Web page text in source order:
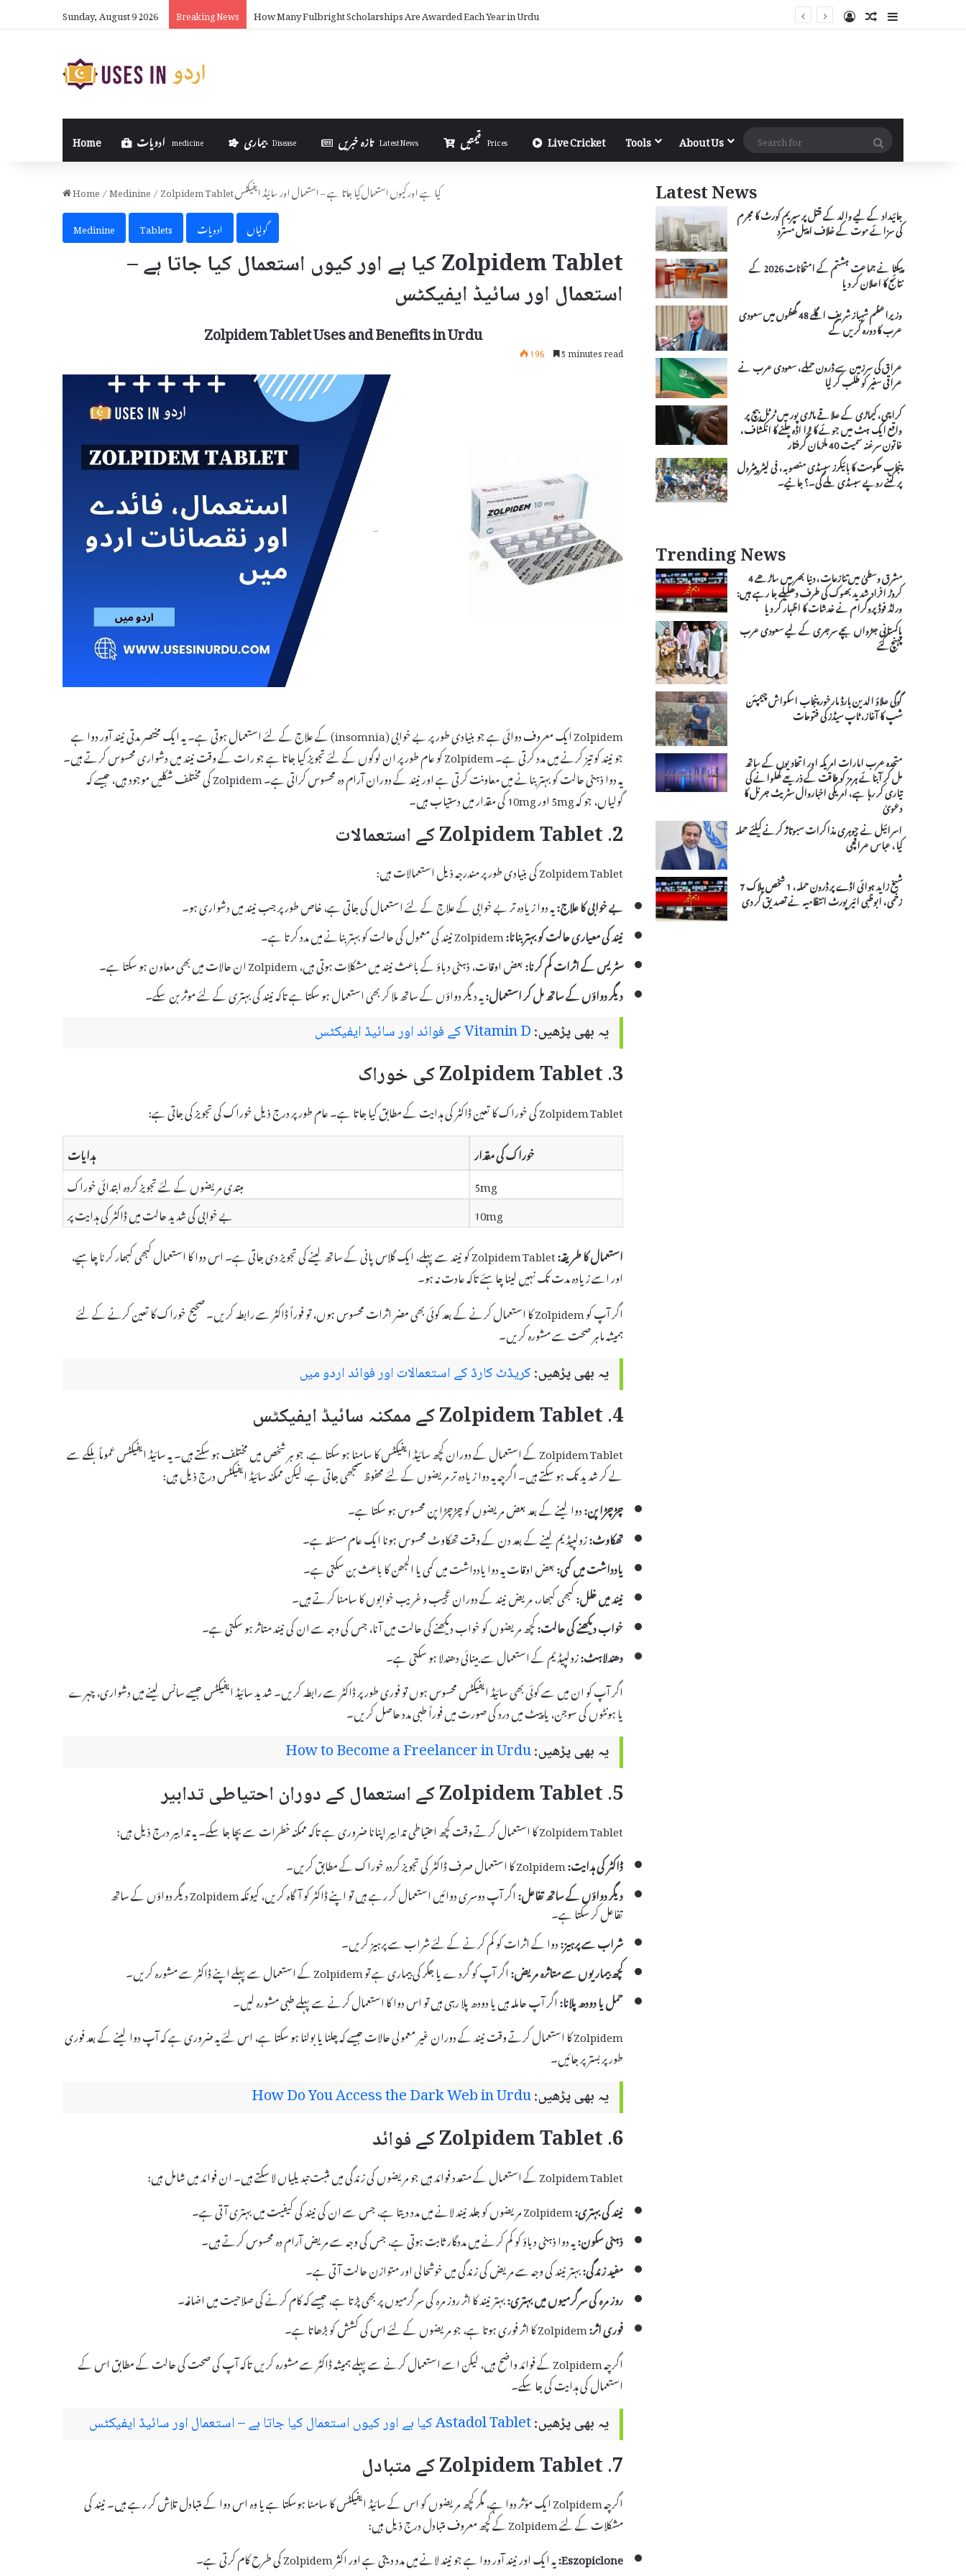
Sunday, August 9 2026 Breaking News How to Make Money on Telegram in Urdu Log InRandom Article
Sidebar
Home medicine بیماری Disease تازہ خبریں Latest News Prices Live Cricket Tools About Us
Search
for
Home/Medinine/
Zolpidem Tablet کیا ہے اور کیوں استعمال کیا جاتا ہے – استعمال اور سائیڈ ایفیکٹس
Medinine
Tablets ادویات گولیاں
Zolpidem Tablet کیا ہے اور کیوں استعمال کیا جاتا ہے –
استعمال اور سائیڈ ایفیکٹس
Zolpidem Tablet Uses and Benefits in Urdu
196 5 minutes read
Zolpidem ایک معروف دوائی ہے جو بنیادی طور پر بے خوابی (insomnia) کے علاج کے لئے استعمال ہوتی ہے۔ یہ ایک مختصر مدتی نیند آور دوا ہے
جو نیند کو تیز کرنے میں مدد کرتی ہے۔ Zolpidem کو عام طور پر ان لوگوں کے لئے تجویز کیا جاتا ہے جو رات کے وقت نیند میں دشواری محسوس کرتے ہیں۔
یہ دوا ذہنی حالت کو بہتر بنانے میں معاونت کرتی ہے اور نیند کے دوران آرام دہ محسوس کراتی ہے۔ Zolpidem کی مختلف شکلیں موجود ہیں، جیسے کہ
گولیاں، جو کہ 5mg اور 10mg کی مقدار میں دستیاب ہیں۔
2. Zolpidem Tablet کے استعمالات
Zolpidem Tablet کی بنیادی طور پر مندرجہ ذیل استعمالات ہیں:
بے خوابی کا علاج:یہ دوا زیادہ تر بے خوابی کے علاج کے لئے استعمال کی جاتی ہے، خاص طور پر جب نیند میں دشواری ہو۔
نیند کی معیاری حالت کو بہتر بنانا:
سٹریس کے اثرات کم کرنا:بعض اوقات، ذہنی دباؤ کے باعث نیند میں مشکلات ہوتی ہیں، Zolpidem ان حالات میں بھی معاون ہو سکتا ہے۔
دیگر دواؤں کے ساتھ مل کر استعمال:یہ دیگر دواؤں کے ساتھ ملا کر بھی استعمال ہو سکتا ہے تاکہ نیند کی بہتری کے لئے موثر بن سکے۔
یہ بھی پڑھیں:Vitamin D کے فوائد اور سائیڈ ایفیکٹس
3. Zolpidem Tablet کی خوراک
Zolpidem Tablet کی خوراک کا تعین ڈاکٹر کی ہدایت کے مطابق کیا جاتا ہے۔ عام طور پر درج ذیل خوراک کی تجویز کی جاتی ہے:
خوراک کی مقدار
ہدایات
5mg
مبتدی مریضوں کے لئے تجویز کردہ ابتدائی خوراک
10mg
بے خوابی کی شدید حالت میں ڈاکٹر کی ہدایت پر
استعمال کا طریقہ:
Zolpidem Tablet کو نیند سے پہلے، ایک گلاس پانی کے ساتھ لینے کی تجویز دی جاتی ہے۔ اس دوا کا استعمال کبھی کبھار کرنا چاہیے،
اور اسے زیادہ مدت تک نہیں لینا چاہئے تاکہ عادت نہ ہو۔
اگر آپ کو Zolpidem کا استعمال کرنے کے بعد کوئی بھی مضر اثرات محسوس ہوں، تو فوراً ڈاکٹر سے رابطہ کریں۔ صحیح خوراک کا تعین کرنے کے لئے
ہمیشہ ماہر صحت سے مشورہ کریں۔
یہ بھی پڑھیں:کریڈٹ کارڈ کے استعمالات اور فوائد اردو میں
4. Zolpidem Tablet کے ممکنہ سائیڈ ایفیکٹس
Zolpidem Tablet کے استعمال کے دوران کچھ سائیڈ ایفیکٹس کا سامنا ہو سکتا ہے، جو ہر شخص میں مختلف ہو سکتے ہیں۔ یہ سائیڈ ایفیکٹس عموماً ہلکے سے
لے کر شدید تک ہو سکتے ہیں۔ اگرچہ یہ دوا زیادہ تر مریضوں کے لئے محفوظ سمجھی جاتی ہے، لیکن ممکنہ سائیڈ ایفیکٹس درج ذیل ہیں:
چڑچڑا پن:دوا لینے کے بعد بعض مریضوں کو چڑچڑا پن محسوس ہو سکتا ہے۔
تھکاوٹ:زولپیڈیم لینے کے بعد دن کے وقت تھکاوٹ محسوس ہونا ایک عام مسئلہ ہے۔
یادداشت میں کمی:بعض اوقات یہ دوا یادداشت میں کمی یا الجھن کا باعث بن سکتی ہے۔
نیند میں خلل:کبھی کبھار، مریض نیند کے دوران عجیب و غریب خوابوں کا سامنا کرتے ہیں۔
خواب دیکھنے کی حالت:کچھ مریضوں کو خواب دیکھنے کی حالت میں آنا، جس کی وجہ سے ان کی نیند متاثر ہو سکتی ہے۔
دھندلاہٹ:زولپیڈیم کے استعمال سے بینائی دھندلا ہو سکتی ہے۔
اگر آپ کو ان میں سے کوئی بھی سائیڈ ایفیکٹس محسوس ہوں تو فوری طور پر ڈاکٹر سے رابطہ کریں۔ شدید سائیڈ ایفیکٹس جیسے سانس لینے میں دشواری، چہرے
یا ہونٹوں کی سوجن، یا پیٹ میں درد کی صورت میں فوراً طبی مدد حاصل کریں۔
یہ بھی پڑھیں:How to Become a Freelancer in Urdu
5. Zolpidem Tablet کے استعمال کے دوران احتیاطی تدابیر
Zolpidem Tablet کا استعمال کرتے وقت کچھ احتیاطی تدابیر اپنانا ضروری ہے تاکہ ممکنہ خطرات سے بچا جا سکے۔ یہ تدابیر درج ذیل ہیں:
ڈاکٹر کی ہدایت:
دیگر دواؤں کے ساتھ تفاعل:
اگر آپ دوسری دوائیں استعمال کر رہے ہیں تو اپنے ڈاکٹر کو آگاہ کریں، کیونکہ Zolpidem دیگر دواؤں کے ساتھ
تفاعل کر سکتا ہے۔
شراب سے پرہیز:دوا کے اثرات کو کم کرنے کے لئے شراب سے پرہیز کریں۔
کچھ بیماریوں سے متاثرہ مریض:اگر آپ کو گردے یا جگر کی بیماری ہے تو Zolpidem کے استعمال سے پہلے اپنے ڈاکٹر سے مشورہ کریں۔
حمل یا دودھ پلانا:اگر آپ حاملہ ہیں یا دودھ پلا رہی ہیں تو اس دوا کا استعمال کرنے سے پہلے طبی مشورہ لیں۔
Zolpidem کا استعمال کرتے وقت نیند کے دوران غیر معمولی حالات جیسے کہ چلنا یا بولنا ہو سکتا ہے، اس لئے یہ ضروری ہے کہ آپ دوا لینے کے بعد فوری
طور پر بستر پر جائیں۔
یہ بھی پڑھیں:How Do You Access the Dark Web in Urdu
6. Zolpidem Tablet کے فوائد
Zolpidem Tablet کے استعمال کے متعدد فوائد ہیں جو مریضوں کی زندگی میں مثبت تبدیلیاں لا سکتے ہیں۔ ان فوائد میں شامل ہیں:
نیند کی بہتری:
ذہنی سکون:یہ دوا ذہنی دباؤ کو کم کرنے میں مددگار ثابت ہوتی ہے، جس کی وجہ سے مریض آرام دہ محسوس کرتے ہیں۔
مفید زندگی:بہتر نیند کی وجہ سے مریض کی زندگی میں خوشحالی اور متوازن حالت آتی ہے۔
روز مرہ کی سرگرمیوں میں بہتری:بہتر نیند کا اثر روز مرہ کی سرگرمیوں پر بھی پڑتا ہے، جیسے کہ کام کرنے کی صلاحیت میں اضافہ۔
فوری اثر:
اگرچہ Zolpidem کے فوائد واضح ہیں، لیکن اسے استعمال کرنے سے پہلے ہمیشہ ڈاکٹر سے مشورہ کریں تاکہ آپ کی صحت کی حالت کے مطابق اس کے
استعمال کی ہدایت کی جا سکے۔
یہ بھی پڑھیں:Astadol Tablet کیا ہے اور کیوں استعمال کیا جاتا ہے – استعمال اور سائیڈ ایفیکٹس
7. Zolpidem Tablet کے متبادل
اگرچہ Zolpidem ایک مؤثر دوا ہے، مگر کچھ مریضوں کو اس کے سائیڈ ایفیکٹس کا سامنا ہوسکتا ہے یا وہ اس دوا کے متبادل تلاش کر رہے ہیں۔ نیند کی
مشکلات کے لئے Zolpidem کے کچھ معروف متبادل درج ذیل ہیں:
Eszopiclone:یہ ایک اور نیند آور دوا ہے جو نیند لانے میں مدد دیتی ہے اور اکثر Zolpidem کی طرح کام کرتی ہے۔
Latest News
جائیداد کے لیے والد کے قتل پر سپریم کورٹ کا مجرم
کی سزائے موت کے خلاف اپیل مسترد
پیکٹا نے جماعت ہشتم کے امتحانات 2026 کے
نتائج کا اعلان کر دیا
وزیراعظم شہباز شریف اگلے 48 گھنٹوں میں سعودی
عرب کا دورہ کریں گے
عراق کی سرزمین سے ڈرون حملے، سعودی عرب نے
عراقی سفیر کو طلب کر لیا
کراچی، کیماڑی کے علاقے ماڑی پور میں ٹرٹل بیچ پر
واقع ایک ہٹ میں جوئے کا بڑا اڈہ چلنے کا انکشاف،
خاتون سرغنہ سمیت 40 ملزمان گرفتار
پنجاب حکومت کا بائیکرز سبسڈی منصوبہ، فی لیٹر پیٹرول
پر کتنے روپے سبسڈی ملے گی۔؟ جانیے۔
Trending News
مشرق وسطیٰ میں تنازعات، دنیا بھر میں ساڑھے 4
کروڑ افراد شدید بھوک کی طرف دھکیلے جا رہے ہیں:
ورلڈ فوڈ پروگرام نے خدشات کا اظہار کر دیا
پاکستانی جڑواں بچے سرجری کے لیے سعودی عرب
پہنچ گئے
گوگی علاؤ الدین بارڈ مارخور پنجاب اسکواش چیمپئن
شپ کا آغاز، ٹاپ سیڈز کی فتوحات
متحدہ عرب امارات امریکہ اور اتحادیوں کے ساتھ
مل کر آبنائے ہرمز کو طاقت کے ذریعے کھلوانے کی
تیاری کر رہا ہے، امریکی اخباروال سٹریٹ جرنل کا
دعویٰ
اسرائیل نے جوہری مذاکرات سبوتاژ کرنے کیلئے حملہ
کیا، عباس عراقچی
شیخ زاید ہوائی اڈے پر ڈرون حملہ، 1 شخص ہلاک 7
زخمی، ابوظبی ائیرپورٹ انتظامیہ نے تصدیق کر دی